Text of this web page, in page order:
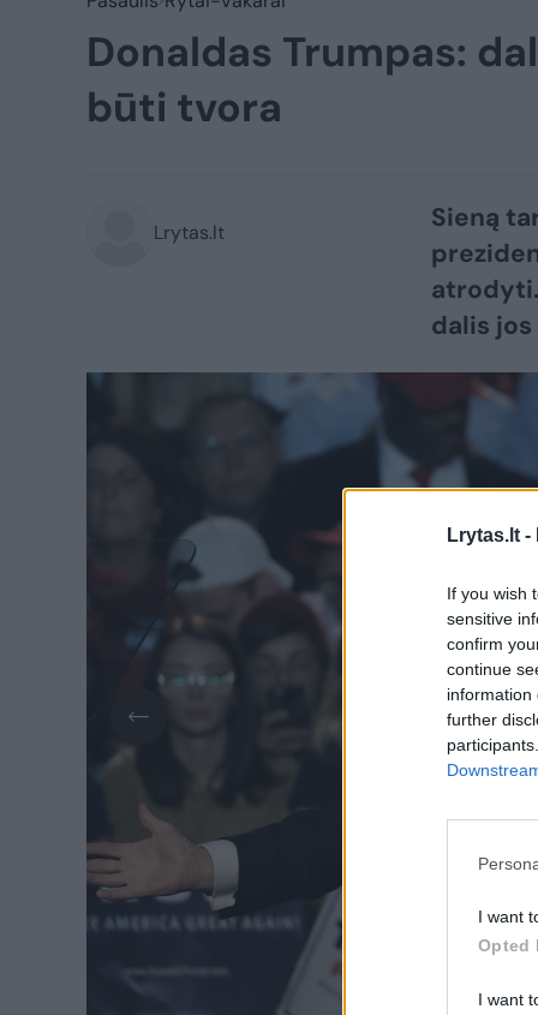
Lrytas.lt -
If you wish
sensitive
confirm
continue
information
further
I want
Opted
I want
Donaldas Trumpas:
būti tvora
Lrytas.lt
Sieną
dalis